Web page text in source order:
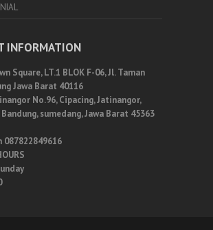
INFORMATION
Square, LT.1 BLOK F-06, Jl. Taman
Jawa Barat 40116
No.96, Cipacing, Jatinangor,
sumedang, Jawa Barat 45363
087822849616